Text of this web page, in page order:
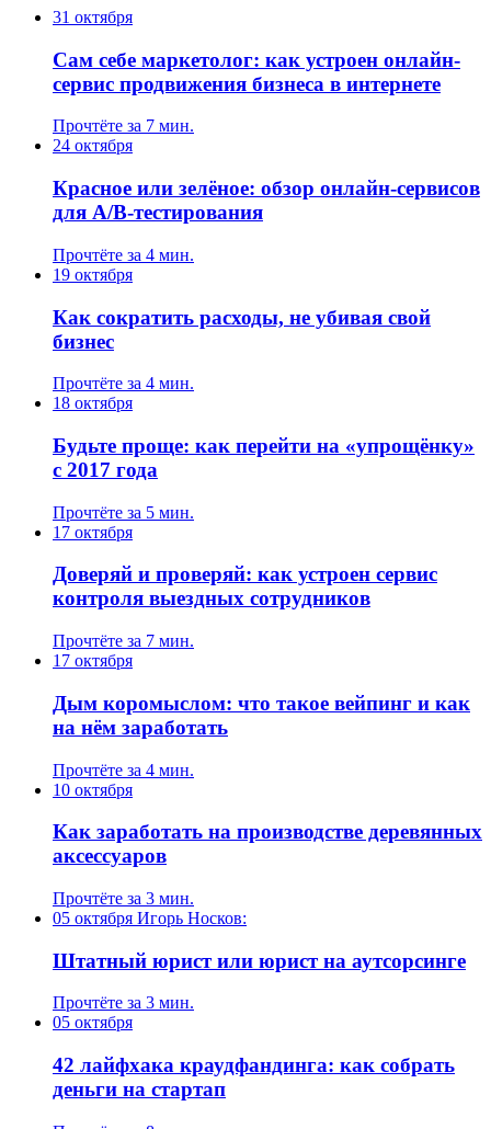
31 октября
Сам себе маркетолог: как устроен онлайн-
сервис продвижения бизнеса в интернете
Прочтёте за 7 мин.
24 октября
Красное или зелёное: обзор онлайн-сервисов
для A/B-тестирования
Прочтёте за 4 мин.
19 октября
Как сократить расходы, не убивая свой
бизнес
Прочтёте за 4 мин.
18 октября
Будьте проще: как перейти на «упрощёнку»
с 2017 года
Прочтёте за 5 мин.
17 октября
Доверяй и проверяй: как устроен сервис
контроля выездных сотрудников
Прочтёте за 7 мин.
17 октября
Дым коромыслом: что такое вейпинг и как
на нём заработать
Прочтёте за 4 мин.
10 октября
Как заработать на производстве деревянных
аксессуаров
Прочтёте за 3 мин.
05 октября Игорь Носков:
Штатный юрист или юрист на аутсорсинге
Прочтёте за 3 мин.
05 октября
42 лайфхака краудфандинга: как собрать
деньги на стартап